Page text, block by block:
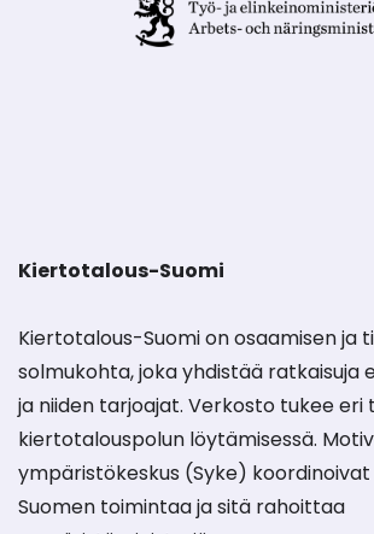
Kiertotalous-Suomi
Kiertotalous-Suomi on osaamisen ja
solmukohta, joka yhdistää ratkaisuja
ja niiden tarjoajat. Verkosto tukee eri
kiertotalouspolun löytämisessä.
ympäristökeskus (Syke)
Suomen toimintaa ja sitä rahoittaa